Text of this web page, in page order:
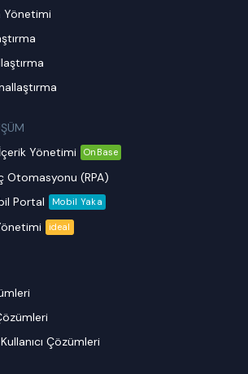
Yönetimi
Yönetimi
OnBase
Otomasyonu (RPA)
Portal
Mobil Yaka
ideal
Çözümleri